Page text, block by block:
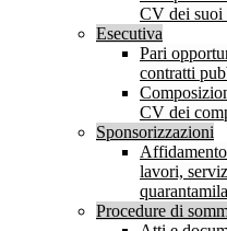
CV dei suoi
Esecutiva
Pari
contratti
CV dei
Sponsorizzazioni
lavori,
Procedure di